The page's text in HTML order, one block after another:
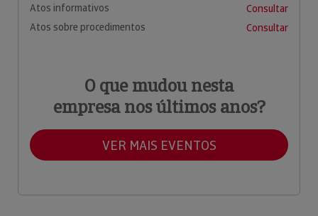
Atos informativos
Consultar
Atos sobre procedimentos
Consultar
O que mudou nesta
empresa nos últimos anos?
VER MAIS EVENTOS